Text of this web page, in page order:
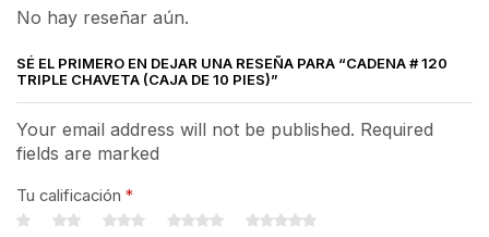
No hay reseñar aún.
SÉ EL PRIMERO EN DEJAR UNA RESEÑA PARA “CADENA # 120
TRIPLE CHAVETA (CAJA DE 10 PIES)”
Your email address will not be published. Required
fields are marked
Tu calificación *